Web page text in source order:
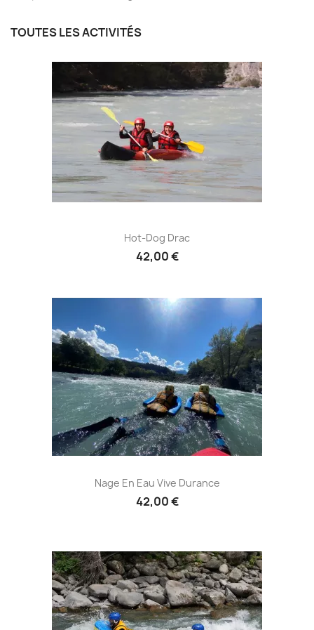
TOUTES LES ACTIVITÉS
Hot-Dog Drac
42,00 €
Nage En Eau Vive Durance
42,00 €